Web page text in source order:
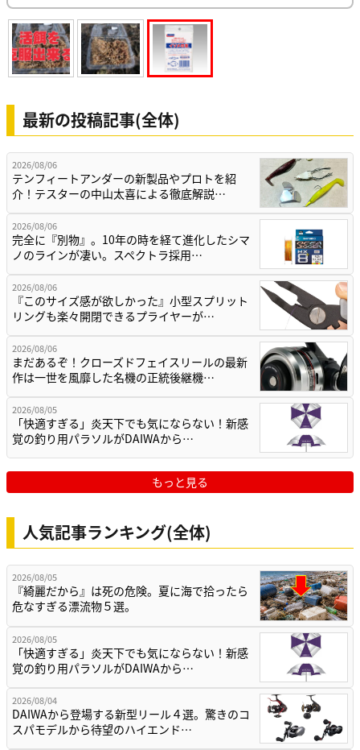
最新の投稿記事(全体)
2026/08/06
テンフィートアンダーの新製品やプロトを紹
介！テスターの中山太喜による徹底解説…
2026/08/06
完全に『別物』。10年の時を経て進化したシマ
ノのラインが凄い。スペクトラ採用…
2026/08/06
『このサイズ感が欲しかった』小型スプリット
リングも楽々開閉できるプライヤーが…
2026/08/06
まだあるぞ！クローズドフェイスリールの最新
作は一世を風靡した名機の正統後継機…
2026/08/05
「快適すぎる」炎天下でも気にならない！新感
覚の釣り用パラソルがDAIWAから…
もっと見る
人気記事ランキング(全体)
2026/08/05
『綺麗だから』は死の危険。夏に海で拾ったら
危なすぎる漂流物５選。
2026/08/05
「快適すぎる」炎天下でも気にならない！新感
覚の釣り用パラソルがDAIWAから…
2026/08/04
DAIWAから登場する新型リール４選。驚きのコ
スパモデルから待望のハイエンド…